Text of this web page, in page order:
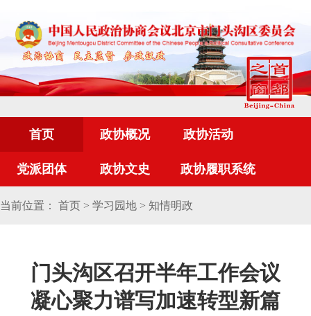
首页 政协概况 政协活动
党派团体 政协文史 政协履职系统
当前位置： 首页 > 学习园地 > 知情明政
门头沟区召开半年工作会议
凝心聚力谱写加速转型新篇